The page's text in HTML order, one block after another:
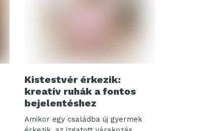
Kistestvér érkezik:
kreatív ruhák a fontos
bejelentéshez
Amikor egy családba új gyermek